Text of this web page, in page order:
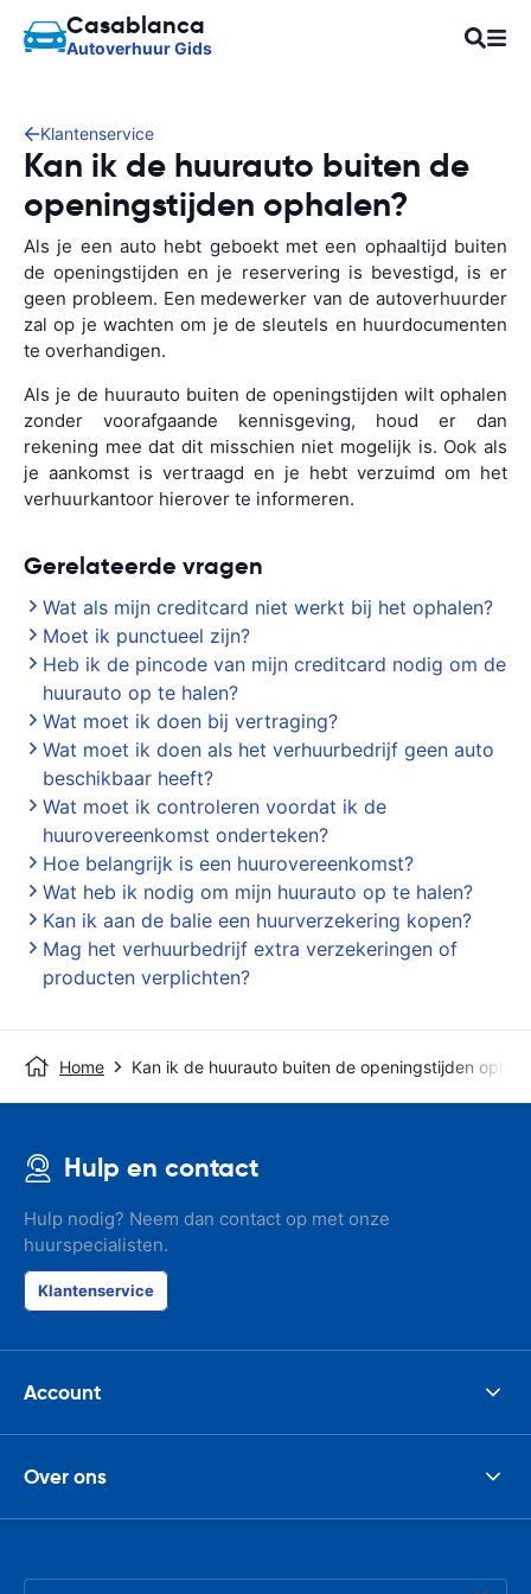
Casablanca
Autoverhuur Gids
Klantenservice
Kan ik de huurauto buiten de
openingstijden ophalen?
Als je een auto hebt geboekt met een ophaaltijd buiten
de openingstijden en je reservering is bevestigd, is er
geen probleem. Een medewerker van de autoverhuurder
zal op je wachten om je de sleutels en huurdocumenten
te overhandigen.
Als je de huurauto buiten de openingstijden wilt ophalen
zonder voorafgaande kennisgeving, houd er dan
rekening mee dat dit misschien niet mogelijk is. Ook als
je aankomst is vertraagd en je hebt verzuimd om het
verhuurkantoor hierover te informeren.
Gerelateerde vragen
Wat als mijn creditcard niet werkt bij het ophalen?
Moet ik punctueel zijn?
Heb ik de pincode van mijn creditcard nodig om de
huurauto op te halen?
Wat moet ik doen bij vertraging?
Wat moet ik doen als het verhuurbedrijf geen auto
beschikbaar heeft?
Wat moet ik controleren voordat ik de
huurovereenkomst onderteken?
Hoe belangrijk is een huurovereenkomst?
Wat heb ik nodig om mijn huurauto op te halen?
Kan ik aan de balie een huurverzekering kopen?
Mag het verhuurbedrijf extra verzekeringen of
producten verplichten?
Home Kan ik de huurauto buiten de openingstijden
Hulp en contact
Hulp nodig? Neem dan contact op met onze
huurspecialisten.
Klantenservice
Account
Over ons